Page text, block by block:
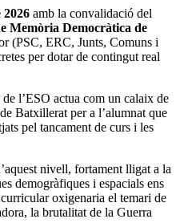
2026 amb la convalidació del
Memòria Democràtica de
(PSC, ERC, Junts, Comuns i
per dotar de contingut real
l’ESO actua com un calaix de
Batxillerat per a l’alumnat que
pel tancament de curs i les
nivell, fortament lligat a la
demogràfiques i espacials ens
oxigenaria el temari de
la brutalitat de la Guerra